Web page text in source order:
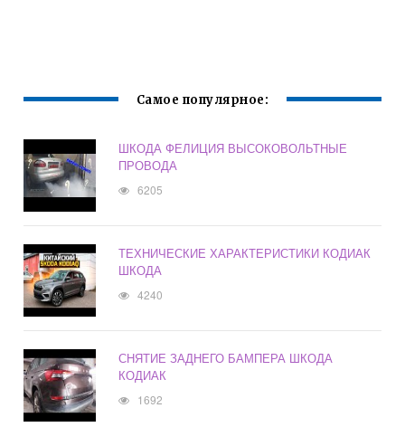
Самое популярное:
ШКОДА ФЕЛИЦИЯ ВЫСОКОВОЛЬТНЫЕ
ПРОВОДА
6205
ТЕХНИЧЕСКИЕ ХАРАКТЕРИСТИКИ КОДИАК
ШКОДА
4240
СНЯТИЕ ЗАДНЕГО БАМПЕРА ШКОДА
КОДИАК
1692